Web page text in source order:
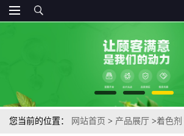
您当前的位置： 网站首页 > 产品展厅 >着色剂